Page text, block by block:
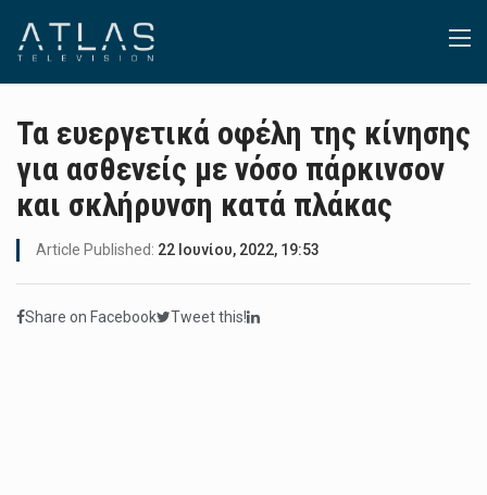
Τα ευεργετικά οφέλη της κίνησης
για ασθενείς με νόσο πάρκινσον
και σκλήρυνση κατά πλάκας
Article Published: 22 Ιουνίου, 2022, 19:53
Share on Facebook Tweet this!